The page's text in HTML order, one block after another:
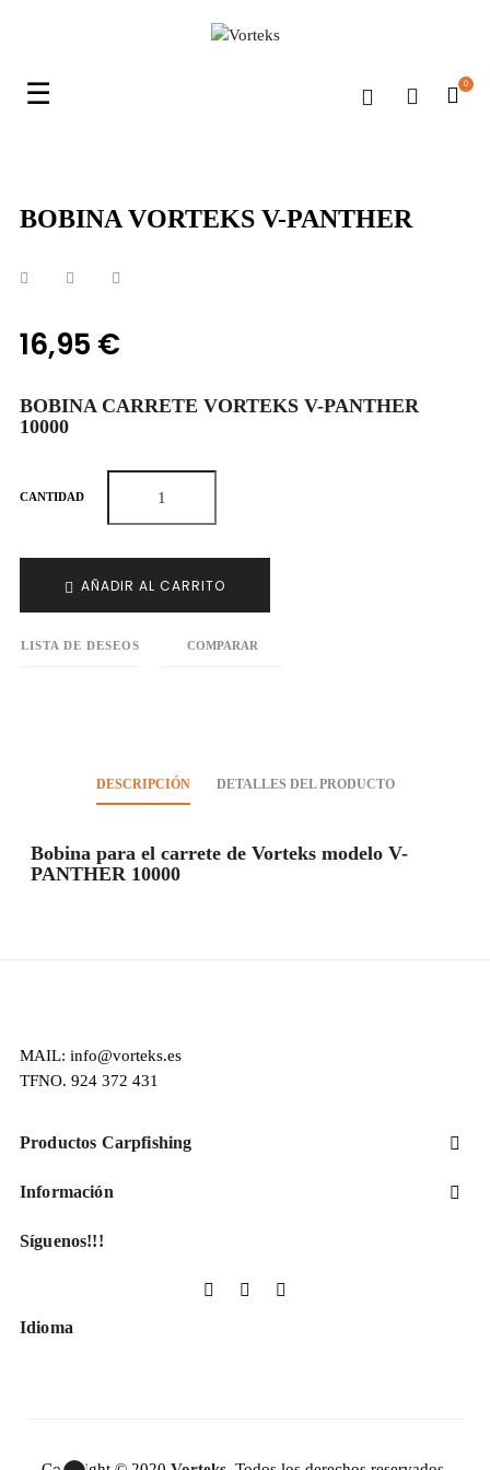
Navegación
☰ 0
BOBINA VORTEKS V-PANTHER
16,95 €
BOBINA CARRETE VORTEKS V-PANTHER
10000
CANTIDAD
AÑADIR AL CARRITO
LISTA DE DESEOS COMPARAR
DESCRIPCIÓN DETALLES DEL PRODUCTO
Bobina para el carrete de Vorteks modelo V-
PANTHER 10000
MAIL: info@vorteks.es
TFNO. 924 372 431
Productos Carpfishing 
Información 
Síguenos!!!
Idioma